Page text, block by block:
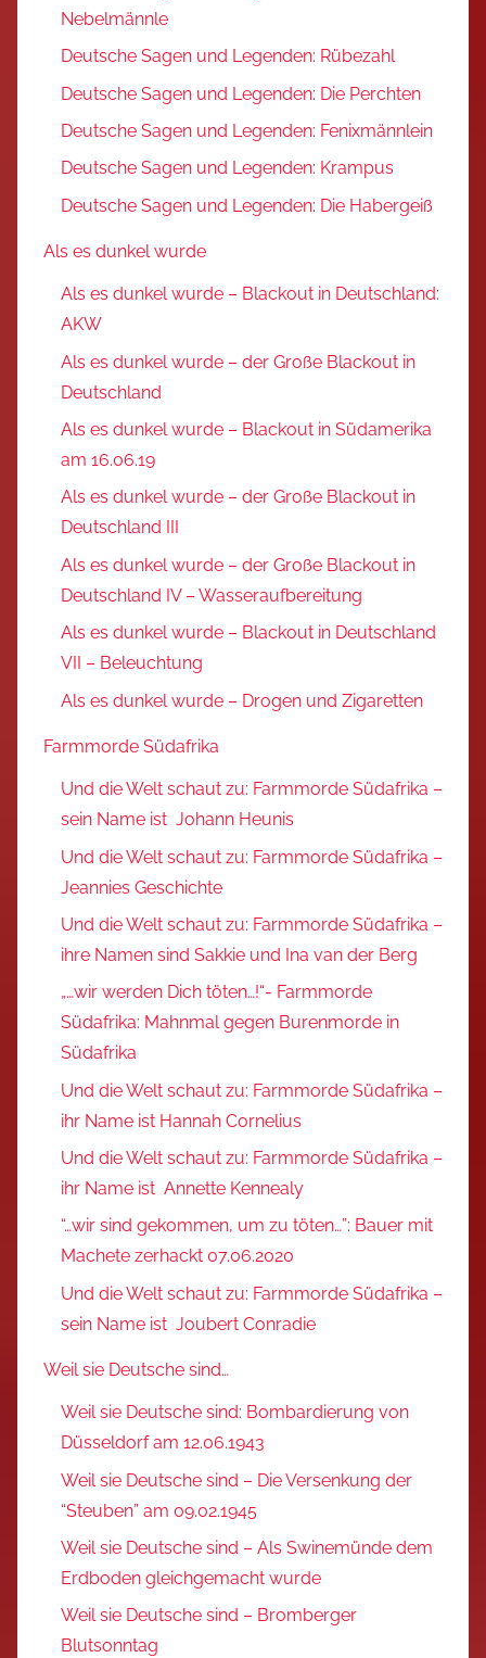
Nebelmännle
Deutsche Sagen und Legenden: Rübezahl
Deutsche Sagen und Legenden: Die Perchten
Deutsche Sagen und Legenden: Fenixmännlein
Deutsche Sagen und Legenden: Krampus
Deutsche Sagen und Legenden: Die Habergeiß
Als es dunkel wurde
Als es dunkel wurde – Blackout in Deutschland:
AKW
Als es dunkel wurde – der Große Blackout in
Deutschland
Als es dunkel wurde – Blackout in Südamerika
am 16.06.19
Als es dunkel wurde – der Große Blackout in
Deutschland III
Als es dunkel wurde – der Große Blackout in
Deutschland IV – Wasseraufbereitung
Als es dunkel wurde – Blackout in Deutschland
VII – Beleuchtung
Als es dunkel wurde – Drogen und Zigaretten
Farmmorde Südafrika
Und die Welt schaut zu: Farmmorde Südafrika –
sein Name ist Johann Heunis
Und die Welt schaut zu: Farmmorde Südafrika –
Jeannies Geschichte
Und die Welt schaut zu: Farmmorde Südafrika –
ihre Namen sind Sakkie und Ina van der Berg
„…wir werden Dich töten…!“- Farmmorde
Südafrika: Mahnmal gegen Burenmorde in
Südafrika
Und die Welt schaut zu: Farmmorde Südafrika –
ihr Name ist Hannah Cornelius
Und die Welt schaut zu: Farmmorde Südafrika –
ihr Name ist Annette Kennealy
“…wir sind gekommen, um zu töten…”: Bauer mit
Machete zerhackt 07.06.2020
Und die Welt schaut zu: Farmmorde Südafrika –
sein Name ist Joubert Conradie
Weil sie Deutsche sind…
Weil sie Deutsche sind: Bombardierung von
Düsseldorf am 12.06.1943
Weil sie Deutsche sind – Die Versenkung der
“Steuben” am 09.02.1945
Weil sie Deutsche sind – Als Swinemünde dem
Erdboden gleichgemacht wurde
Weil sie Deutsche sind – Bromberger
Blutsonntag